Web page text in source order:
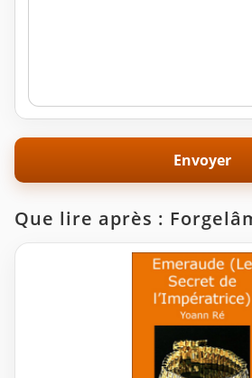
Que lire après :